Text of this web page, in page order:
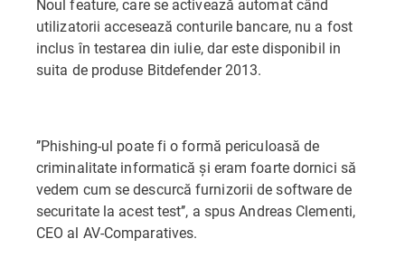
Noul feature, care se activează automat când
utilizatorii accesează conturile bancare, nu a fost
inclus în testarea din iulie, dar este disponibil in
suita de produse Bitdefender 2013.
’’Phishing-ul poate fi o formă periculoasă de
criminalitate informatică și eram foarte dornici să
vedem cum se descurcă furnizorii de software de
securitate la acest test’’, a spus Andreas Clementi,
CEO al AV-Comparatives.